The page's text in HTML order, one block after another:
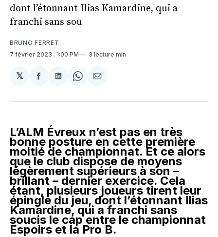
dont l’étonnant Ilias Kamardine, qui a
franchi sans sou
BRUNO FERRET
7 février 2023 . 1:00 PM 3 lecture min
𝕏
Partager
Facebook
Partager
LinkedIn
Share
WhatsApp
Partager
Courriel
L’ALM Évreux n’est pas en très
bonne posture en cette première
moitié de championnat. Et ce alors
que le club dispose de moyens
légèrement supérieurs à son –
brillant – dernier exercice. Cela
étant, plusieurs joueurs tirent leur
épingle du jeu, dont l’étonnant Ilias
Kamardine, qui a franchi sans
soucis le cap entre le championnat
Espoirs et la Pro B.